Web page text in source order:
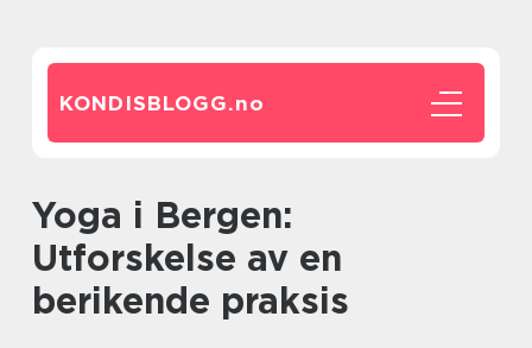
KONDISBLOGG.no
Yoga i Bergen:
Utforskelse av en
berikende praksis